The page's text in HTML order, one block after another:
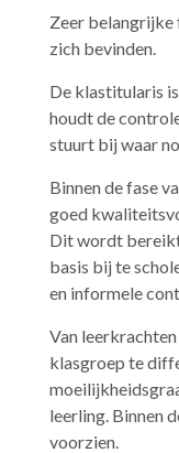
Zeer belangrijke
zich bevinden.
De klastitularis
houdt de
stuurt bij waar
Binnen de fase
goed
Dit wordt
basis bij te
en informele
Van
klasgroep te
leerling. Binnen
voorzien.